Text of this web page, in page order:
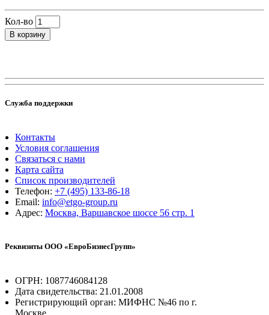
Кол-во
В корзину
Служба поддержки
Контакты
Условия соглашения
Связаться с нами
Карта сайта
Список производителей
Телефон: +7 (495) 133-86-18
Email: info@etgo-group.ru
Адрес: Москва, Варшавское шоссе 56 стр. 1
Реквизиты ООО «ЕвроБизнесГрупп»
ОГРН: 1087746084128
Дата свидетельства: 21.01.2008
Регистрирующий орган: МИФНС №46 по г.